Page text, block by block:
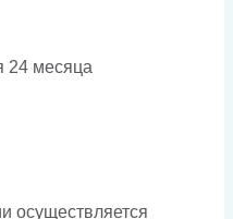
24 месяца
осуществляется